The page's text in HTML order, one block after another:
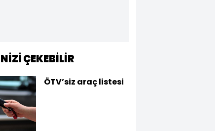
ÇEKEBİLİR
ÖTV’siz araç listesi